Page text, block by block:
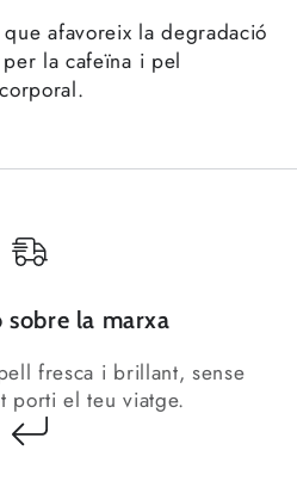
afavoreix la degradació
la cafeïna i pel
sobre la marxa
fresca i brillant, sense
porti el teu viatge.
compte per afegir
de desitjos i veure
anteriorment.